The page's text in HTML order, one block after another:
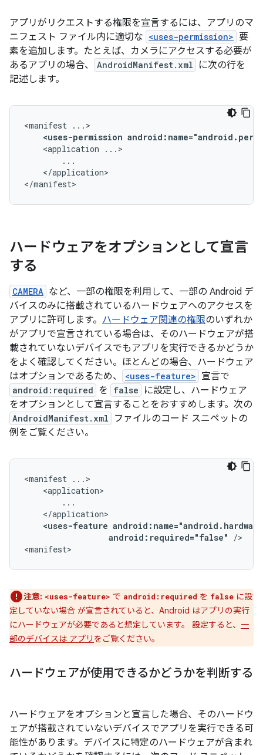
アプリがリクエストする権限を宣言するには、アプリのマ
ニフェスト ファイル内に適切な <uses-permission> 要
素を追加します。たとえば、カメラにアクセスする必要が
あるアプリの場合、
AndroidManifest.xml
に次の行を
記述します。
<manifest
<uses-permission
<application
</application>
</manifest>
ハードウェアをオプションとして宣言
する
CAMERA など、一部の権限を利用して、一部の Android デ
バイスのみに搭載されているハードウェアへのアクセスを
アプリに許可します。 ハードウェア関連の権限のいずれか
がアプリで宣言されている場合は、そのハードウェアが搭
載されていないデバイスでもアプリを実行できるかどうか
をよく確認してください。ほとんどの場合、ハードウェア
はオプションであるため、
<uses-feature> 宣言で
android:required を false
に設定し、ハードウェア
をオプションとして宣言することをおすすめします。次の
AndroidManifest.xml
ファイルのコード スニペットの
例をご覧ください。
<manifest
<uses-feature
android:required="false"
/>
<manifest>
注意: <uses-feature> で android:required を false に設
定していない場合 が宣言されていると、Android はアプリの実行
にハードウェアが必要であると想定しています。 設定すると、 一
部のデバイスは アプリ をご覧ください。
ハードウェアが使用できるかどうかを判断する
ハードウェアをオプションと宣言した場合、そのハードウ
ェアが搭載されていないデバイスでアプリを実行できる可
能性があります。デバイスに特定のハードウェアが含まれ